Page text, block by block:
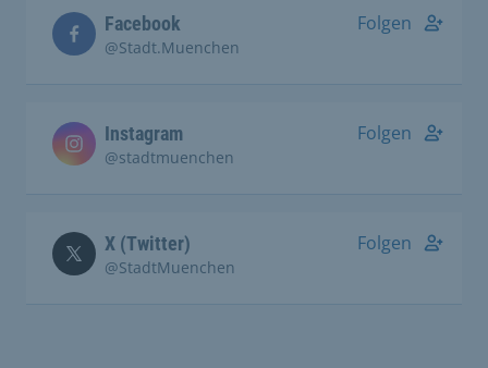
Facebook
@Stadt.Muenchen
Folgen
Instagram
@stadtmuenchen
Folgen
X (Twitter)
@StadtMuenchen
Folgen